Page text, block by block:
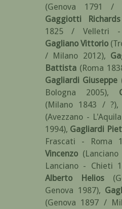
(Genova 1791 /
Gaggiotti
1825 / Velletri -
Gagliano Vittorio
/ Milano 2012),
Battista (Roma
Gagliardi Giuseppe
Bologna 2005),
(Milano 1843 / ?),
(Avezzano -
1994), Gagliardi
Frascati - Roma
Vincenzo
Lanciano - Chieti
Alberto Helios
Genova 1987),
(Genova 1897 /